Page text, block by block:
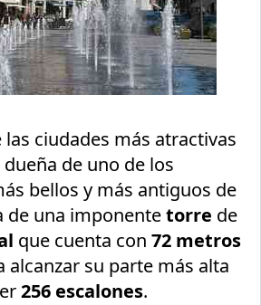
las ciudades más atractivas
dueña de uno de los
bellos y más antiguos de
de una imponentetorre de
que cuenta con72 metros
alcanzar su parte más alta
256 escalones.